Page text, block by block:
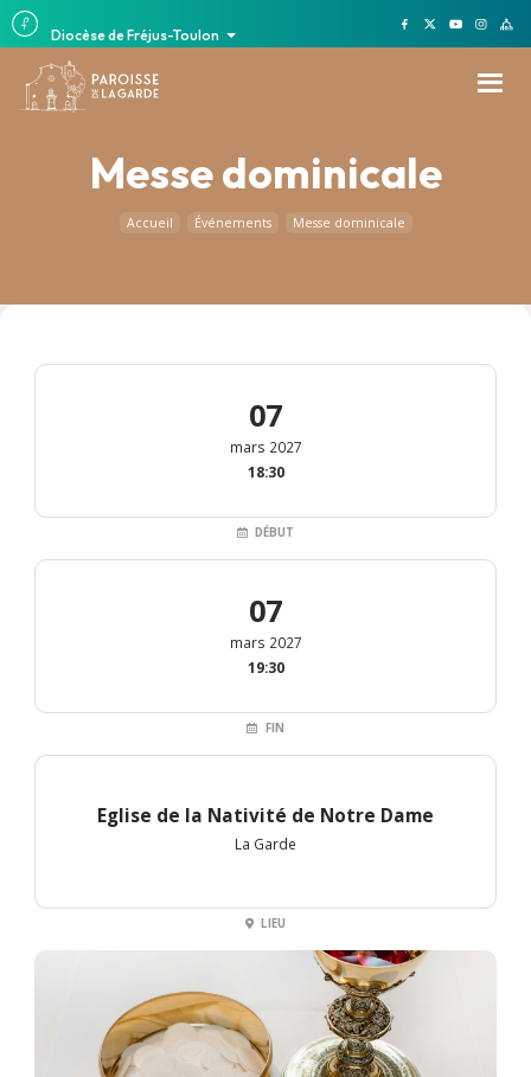
Diocèse de Fréjus-Toulon
Messe dominicale
Accueil Événements Messe dominicale
07
mars 2027
18:30
DÉBUT
07
mars 2027
19:30
FIN
Eglise de la Nativité de Notre Dame
La Garde
LIEU